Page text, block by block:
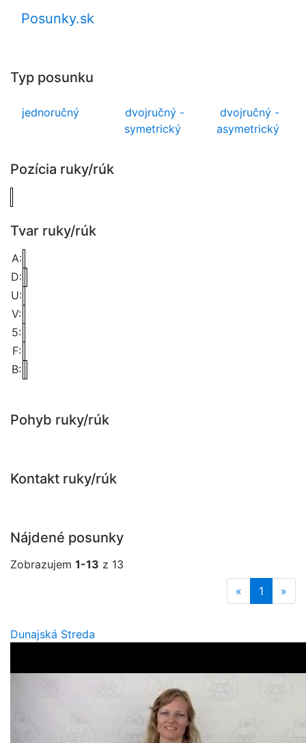
Posunky.sk
Typ posunku
jednoručný
dvojručný -
symetrický
dvojručný -
asymetrický
Pozícia ruky/rúk
Tvar ruky/rúk
A:
D:
U:
V:
5:
F:
B:
Pohyb ruky/rúk
Kontakt ruky/rúk
Nájdené posunky
Zobrazujem 1-13 z 13
«
1 »
Dunajská Streda